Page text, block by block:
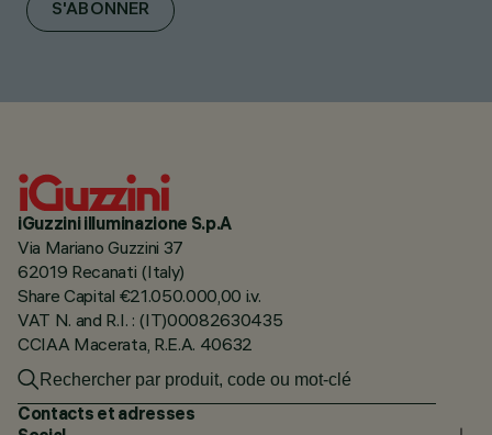
S'ABONNER
iGuzzini illuminazione S.p.A
Via Mariano Guzzini 37
62019 Recanati (Italy)
Share Capital €21.050.000,00 i.v.
VAT N. and R.I. : (IT)00082630435
CCIAA Macerata, R.E.A. 40632
Contacts et adresses